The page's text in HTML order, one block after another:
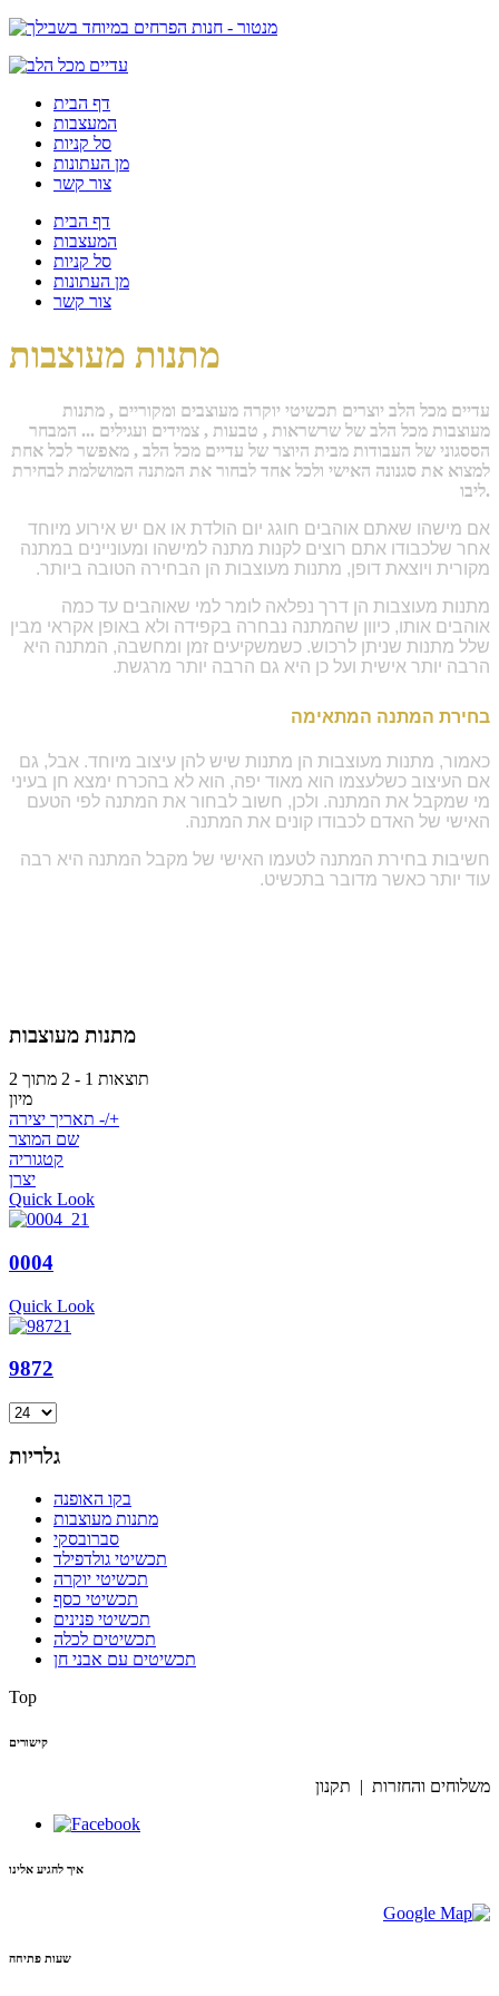
דף הבית
המעצבות
סל קניות
מן העתונות
צור קשר
דף הבית
המעצבות
סל קניות
מן העתונות
צור קשר
מתנות מעוצבות
מעוצבות מכל הלב של שרשראות , טבעות , צמידים ועגילים ... המבחר
הססגוני של העבודות מבית היוצר של עדיים מכל הלב , מאפשר לכל אחת
למצוא את סגנונה האישי ולכל אחד לבחור את המתנה המושלמת לבחירת
ליבו.
אם מישהו שאתם אוהבים חוגג יום הולדת או אם יש אירוע מיוחד
אחר שלכבודו אתם רוצים לקנות מתנה למישהו ומעוניינים במתנה
מקורית ויוצאת דופן, מתנות מעוצבות הן הבחירה הטובה ביותר.
מתנות מעוצבות הן דרך נפלאה לומר למי שאוהבים עד כמה
אוהבים אותו, כיוון שהמתנה נבחרה בקפידה ולא באופן אקראי מבין
שלל מתנות שניתן לרכוש. כשמשקיעים זמן ומחשבה, המתנה היא
הרבה יותר אישית ועל כן היא גם הרבה יותר מרגשת.
בחירת המתנה המתאימה
כאמור, מתנות מעוצבות הן מתנות שיש להן עיצוב מיוחד. אבל, גם
אם העיצוב כשלעצמו הוא מאוד יפה, הוא לא בהכרח ימצא חן בעיני
מי שמקבל את המתנה. ולכן, חשוב לבחור את המתנה לפי הטעם
האישי של האדם לכבודו קונים את המתנה.
חשיבות בחירת המתנה לטעמו האישי של מקבל המתנה היא רבה
עוד יותר כאשר מדובר בתכשיט.
מתנות מעוצבות
תוצאות 1 - 2 מתוך 2
מיון
תאריך יצירה -/+
שם המוצר
קטגוריה
יצרן
Quick Look
0004
Quick Look
9872
גלריות
בקו האופנה
מתנות מעוצבות
סברובסקי
תכשיטי גולדפילד
תכשיטי יוקרה
תכשיטי כסף
תכשיטי פנינים
תכשיטים לכלה
תכשיטים עם אבני חן
Top
קישורים
משלוחים והחזרות | תקנון
איך להגיע אלינו
שעות פתיחה